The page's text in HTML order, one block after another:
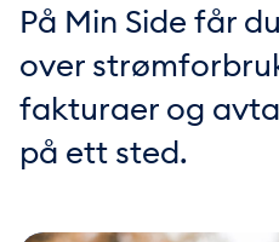
På Min Side får
over
fakturaer og
på ett sted.